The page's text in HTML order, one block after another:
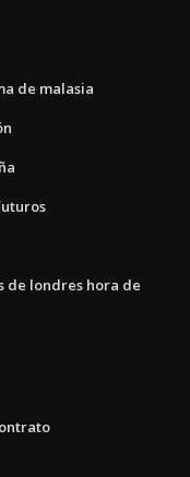
de malasia
de londres hora de